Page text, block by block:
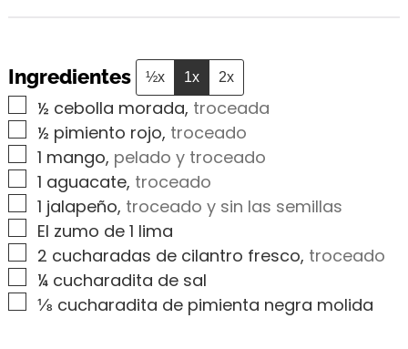
Ingredientes ½x 1x 2x
▢
½ cebolla morada, troceada
▢
½ pimiento rojo, troceado
▢1 mango, pelado y troceado
▢1 aguacate, troceado
▢1 jalapeño, troceado y sin las semillas
▢
El zumo de 1 lima
▢
2 cucharadas de cilantro fresco, troceado
▢
¼ cucharadita de sal
▢
⅛ cucharadita de pimienta negra molida